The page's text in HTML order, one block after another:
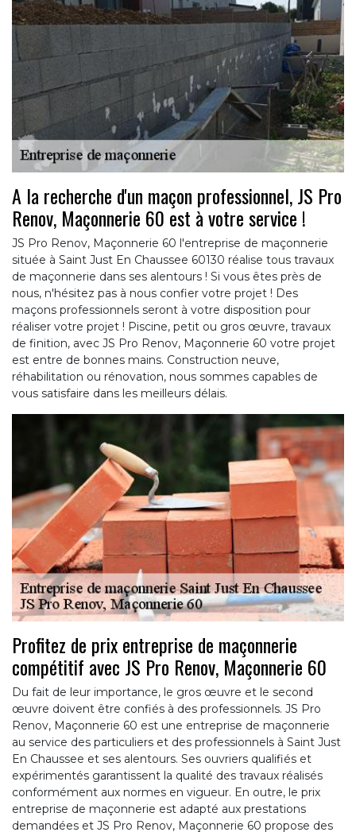
A la recherche d'un maçon professionnel, JS Pro
Renov, Maçonnerie 60 est à votre service !
JS Pro Renov, Maçonnerie 60 l'entreprise de maçonnerie
située à Saint Just En Chaussee 60130 réalise tous travaux
de maçonnerie dans ses alentours ! Si vous êtes près de
nous, n'hésitez pas à nous confier votre projet ! Des
maçons professionnels seront à votre disposition pour
réaliser votre projet ! Piscine, petit ou gros œuvre, travaux
de finition, avec JS Pro Renov, Maçonnerie 60 votre projet
est entre de bonnes mains. Construction neuve,
réhabilitation ou rénovation, nous sommes capables de
vous satisfaire dans les meilleurs délais.
Profitez de prix entreprise de maçonnerie
compétitif avec JS Pro Renov, Maçonnerie 60
Du fait de leur importance, le gros œuvre et le second
œuvre doivent être confiés à des professionnels. JS Pro
Renov, Maçonnerie 60 est une entreprise de maçonnerie
au service des particuliers et des professionnels à Saint Just
En Chaussee et ses alentours. Ses ouvriers qualifiés et
expérimentés garantissent la qualité des travaux réalisés
conformément aux normes en vigueur. En outre, le prix
entreprise de maçonnerie est adapté aux prestations
demandées et JS Pro Renov, Maçonnerie 60 propose des